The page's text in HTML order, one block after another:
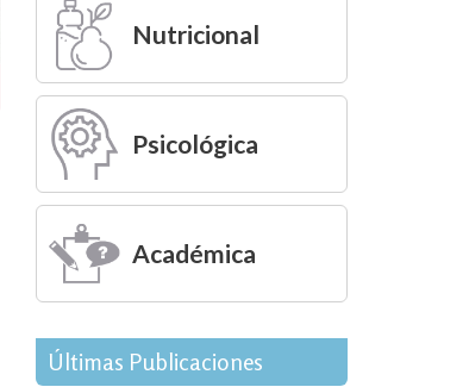
Nutricional
Psicológica
Académica
Últimas Publicaciones